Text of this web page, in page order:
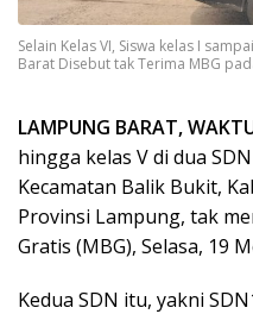
Selain Kelas VI, Siswa kelas I
Barat Disebut tak Terima MBG
LAMPUNG BARAT,
hingga kelas V di dua
Kecamatan Balik Bukit,
Provinsi Lampung, tak
Gratis (MBG), Selasa, 19
Kedua SDN itu, yakni